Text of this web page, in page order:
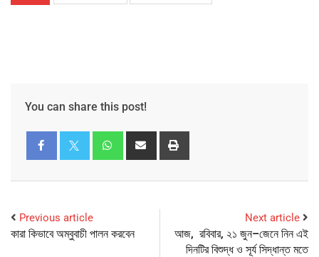
You can share this post!
Previous article
কারা কিভাবে অম্বুবাচী পালন করবেন
Next article
আজ, রবিবার, ২১ জুন–জেনে নিন এই
দিনটির বিশুদ্ধ ও সূর্য সিদ্ধান্ত মতে